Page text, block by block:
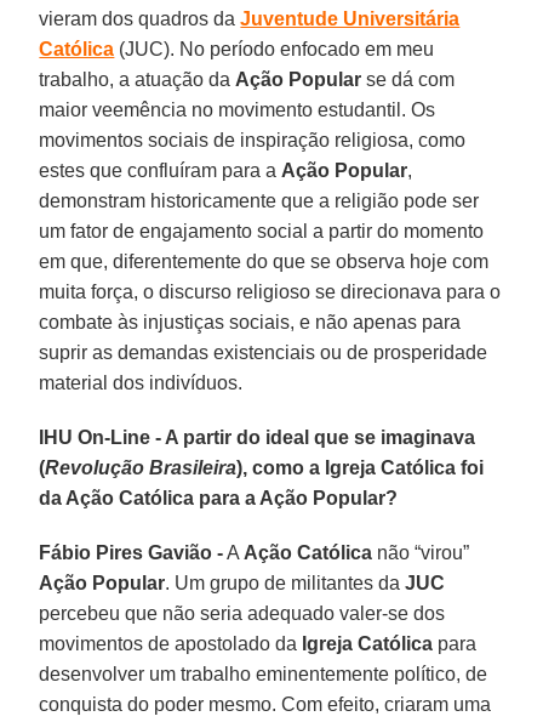
vieram dos quadros daJuventude Universitária
Católica (JUC). No período enfocado em meu
trabalho, a atuação da Ação Popular se dá com
maior veemência no movimento estudantil. Os
movimentos sociais de inspiração religiosa, como
estes que confluíram para a Ação Popular,
demonstram historicamente que a religião pode ser
um fator de engajamento social a partir do momento
em que, diferentemente do que se observa hoje com
muita força, o discurso religioso se direcionava para o
combate às injustiças sociais, e não apenas para
suprir as demandas existenciais ou de prosperidade
material dos indivíduos.
IHU On-Line - A partir do ideal que se imaginava
(Revolução Brasileira), como a Igreja Católica foi
da Ação Católica para a Ação Popular?
Fábio Pires Gavião -A Ação Católica não “virou”
Ação Popular. Um grupo de militantes daJUC
percebeu que não seria adequado valer-se dos
movimentos de apostolado da Igreja Católica para
desenvolver um trabalho eminentemente político, de
conquista do poder mesmo. Com efeito, criaram uma